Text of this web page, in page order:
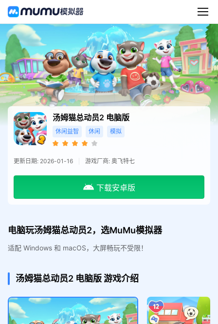
汤姆猫总动员2 电脑版
休闲益智 休闲 模拟
更新日期: 2026-01-16 游戏厂商: 奥飞特七
下载安卓版
电脑玩汤姆猫总动员2，选MuMu模拟器
适配 Windows 和 macOS，大屏畅玩不受限！
汤姆猫总动员2 电脑版游戏介绍